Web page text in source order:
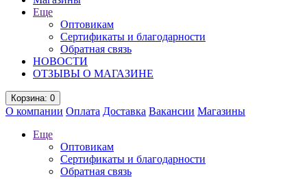
Еще
Оптовикам
Сертификаты и благодарности
Обратная связь
НОВОСТИ
ОТЗЫВЫ О МАГАЗИНЕ
Корзина: 0
О компании Оплата Доставка Вакансии Магазины
Еще
Оптовикам
Сертификаты и благодарности
Обратная связь